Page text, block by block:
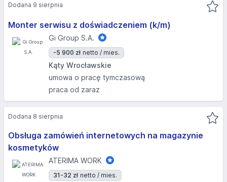
Monter serwisu z doświadczeniem (k/m)
Gi Group S.A.
-5 900 zł netto / mies.
Kąty Wrocławskie
umowa o pracę tymczasową
praca od zaraz
Dodana 9 sierpnia
Obsługa zamówień internetowych na magazynie
kosmetyków
ATERIMA WORK
31-32 zł netto / mies.
Dodana 8 sierpnia